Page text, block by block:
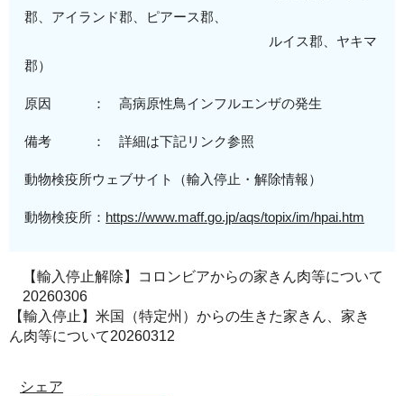
郡、アイランド郡、ピアース郡、
ルイス郡、ヤキマ
郡）
原因 ：高病原性鳥インフルエンザの発生
備考 ： 詳細は下記リンク参照
動物検疫所ウェブサイト（輸入停止・解除情報）
動物検疫所： https://www.maff.go.jp/aqs/topix/im/hpai.htm
【輸入停止解除】コロンビアからの家きん肉等について
20260306
【輸入停止】米国（特定州）からの生きた家きん、家き
ん肉等について20260312
シェア